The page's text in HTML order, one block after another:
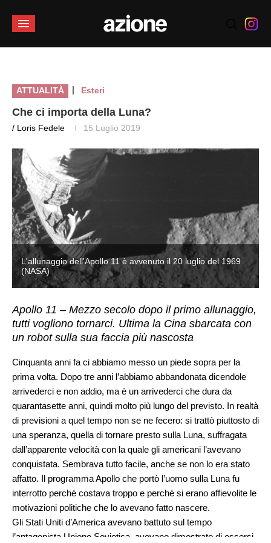
ATTUALITÀ | Esteri
Che ci importa della Luna?
/ Loris Fedele 15 Luglio 2019
L'allunaggio dell'Apollo 11 è avvenuto il 20 luglio del 1969
(NASA)
Apollo 11 – Mezzo secolo dopo il primo allunaggio,
tutti vogliono tornarci. Ultima la Cina sbarcata con
un robot sulla sua faccia più nascosta
Cinquanta anni fa ci abbiamo messo un piede sopra per la
prima volta. Dopo tre anni l’abbiamo abbandonata dicendole
arrivederci e non addio, ma è un arrivederci che dura da
quarantasette anni, quindi molto più lungo del previsto. In realtà
di previsioni a quel tempo non se ne fecero: si trattò piuttosto di
una speranza, quella di tornare presto sulla Luna, suffragata
dall’apparente velocità con la quale gli americani l’avevano
conquistata. Sembrava tutto facile, anche se non lo era stato
affatto. Il programma Apollo che portò l’uomo sulla Luna fu
interrotto perché costava troppo e perché si erano affievolite le
motivazioni politiche che lo avevano fatto nascere.
Gli Stati Uniti d’America avevano battuto sul tempo
l’antagonista Unione Sovietica, avevano dimostrato di essersi